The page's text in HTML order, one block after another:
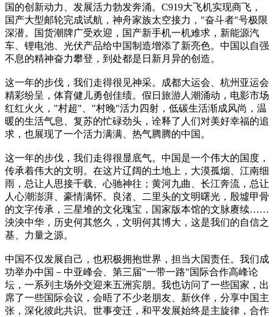
国的创新动力、发展活力勃发奔涌。C919大飞机实现商飞，
国产大型邮轮完成试航，神舟家族太空接力，"奋斗者"号极限
深潜。国货潮牌广受欢迎，国产新手机一机难求，新能源汽
车、锂电池、光伏产品给中国制造增添了新亮色。中国以自强
不息的精神奋力攀登，到处都是日新月异的创造。
这一年的步伐，我们走得很见神采。成都大运会、杭州亚运会
精彩纷呈，体育健儿勇创佳绩。假日旅游人潮涌动，电影市场
红红火火，"村超"、"村晚"活力四射，低碳生活渐成风尚，温
暖的生活气息、复苏的忙碌劲头，诠释了人们对美好幸福的追
求，也展现了一个活力满满、热气腾腾的中国。
这一年的步伐，我们走得很显底气。中国是一个伟大的国度，
传承着伟大的文明。在这片辽阔的土地上，大漠孤烟、江南细
雨，总让人思接千载、心驰神往；黄河九曲、长江奔流，总让
人心潮澎湃、豪情满怀。良渚、二里头的文明曙光，殷墟甲骨
的文字传承，三星堆的文化瑰宝，国家版本馆的文脉赓续……
泱泱中华，历史何其悠久，文明何其博大，这是我们的自信之
基、力量之源。
中国不仅发展自己，也积极拥抱世界，担当大国责任。我们成
功举办中国－中亚峰会、第三届"一带一路"国际合作高峰论
坛，一系列主场外交迎来五洲宾朋。我也访问了一些国家，出
席了一些国际会议，会晤了不少老朋友、新伙伴，分享中国主
张，深化彼此共识。世事变迁，和平发展始终是主旋律，合作